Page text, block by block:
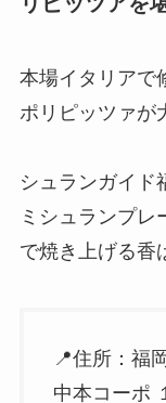
本場イタリアで
ポリピッツァが
シュランガイド
ミシュランプレ
で焼き上げる香
📍住所：福
中本コーポ